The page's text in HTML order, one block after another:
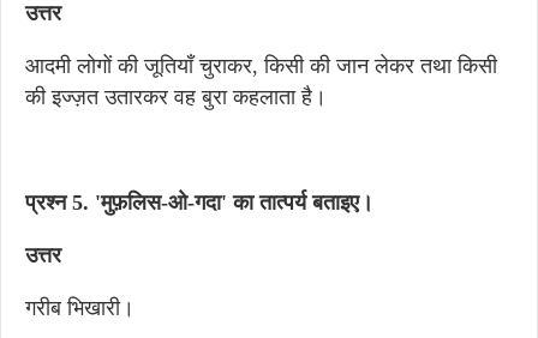
उत्तर
आदमी लोगों की जूतियाँ चुराकर, किसी की जान लेकर तथा किसी
की इज्ज़त उतारकर वह बुरा कहलाता है।
प्रश्न 5. 'मुफ़लिस-ओ-गदा' का तात्पर्य बताइए।
उत्तर
गरीब भिखारी।